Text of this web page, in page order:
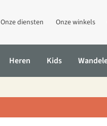
Onze diensten Onze winkels
Heren Kids